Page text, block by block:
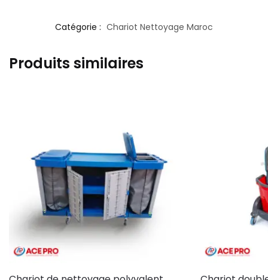
Catégorie : Chariot Nettoyage Maroc
Produits similaires